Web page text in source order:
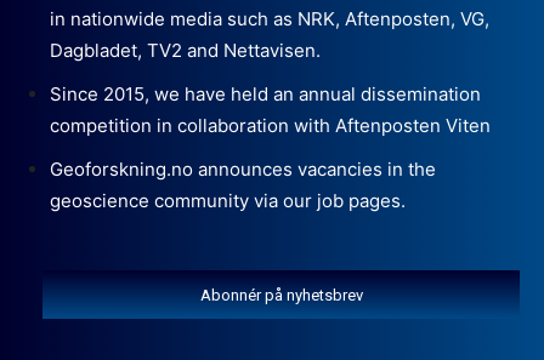
in nationwide media such as NRK, Aftenposten, VG,
Dagbladet, TV2 and Nettavisen.
Since 2015, we have held an annual dissemination
competition in collaboration with Aftenposten Viten
Geoforskning.no announces vacancies in the
geoscience community via our job pages.
Abonnér på nyhetsbrev